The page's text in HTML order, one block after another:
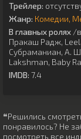
Трейлер:
Жанр: Комедии
В главных ролях /
Пракаш Радж,
Субраманиан, А.
Lakshman, Baby
IMDB: 7.4
❝Решились
понравилось? Не
посмотреть все